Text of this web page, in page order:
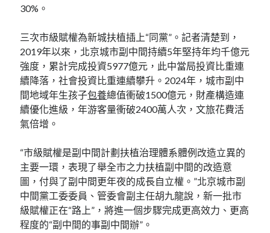
30%。
三次市級賦權為新城扶植插上“同黨”。記者清楚到，
2019年以來，北京城市副中間持續5年堅持年均千億元
強度，累計完成投資5977億元，此中當局投資比重連
續降落，社會投資比重連續攀升。2024年，城市副中
間地域年生孩子包養總值衝破1500億元，財產構造連
續優化進級，年游客量衝破2400萬人次，文旅花費活
氣倍增。
“市級賦權是副中間計劃扶植治理體系體例改造立異的
主要一環，表現了舉全市之力扶植副中間的改造意
圖，付與了副中間更年夜的成長自立權。”北京城市副
中間黨工委委員、管委會副主任胡九龍說，新一批市
級賦權正在“路上”，將進一個步驟完成更高效力、更高
程度的“副中間的事副中間辦”。